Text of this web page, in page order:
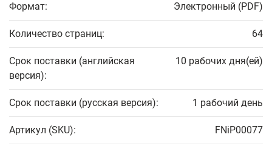
Формат: Электронный (PDF)
Количество страниц: 64
Срок поставки (английская
версия):
10 рабочих дня(ей)
Срок поставки (русская версия): 1 рабочий день
Артикул (SKU): FNiP00077